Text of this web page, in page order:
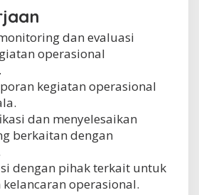
dan evaluasi
operasional
kegiatan operasional
dan menyelesaikan
berkaitan dengan
dengan pihak terkait untuk
operasional.